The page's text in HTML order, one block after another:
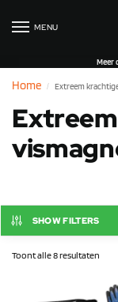
MENU
Meer
Home / Extreem
SHOW FILTERS
Toont alle 8 resultaten